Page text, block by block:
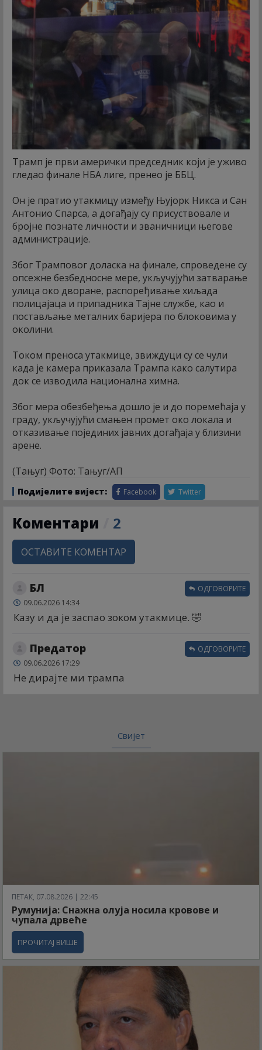
Трамп је први амерички председник који је уживо
гледао финале НБА лиге, пренео је ББЦ.
Он је пратио утакмицу између Њујорк Никса и Сан
Антонио Спарса, а догађају су присуствовале и
бројне познате личности и званичници његове
администрације.
Због Трамповог доласка на финале, спроведене су
опсежне безбедносне мере, укључујући затварање
улица око дворане, распоређивање хиљада
полицајаца и припадника Тајне службе, као и
постављање металних баријера по блоковима у
околини.
Током преноса утакмице, звиждуци су се чули
када је камера приказала Трампа како салутира
док се изводила национална химна.
Због мера обезбеђења дошло је и до поремећаја у
граду, укључујући смањен промет око локала и
отказивање појединих јавних догађаја у близини
арене.
(Тањуг) Фото: Тањуг/АП
Подијелите вијест: Facebook Twitter
Коментари 2
ОСТАВИТЕ КОМЕНТАР
БЛ
09.06.2026 14:34
Казу и да је заспао зоком утакмице. 🤣
ОДГОВОРИТЕ
Предатор
09.06.2026 17:29
Не дирајте ми трампа
ОДГОВОРИТЕ
Свијет
ПЕТАК, 07.08.2026 | 22:45
Румунија: Снажна олуја носила кровове и
чупала дрвеће
ПРОЧИТАЈ ВИШЕ